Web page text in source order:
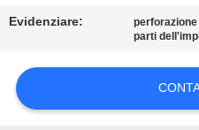
CASI
MAPPA
DEL
Evidenziare:
parti